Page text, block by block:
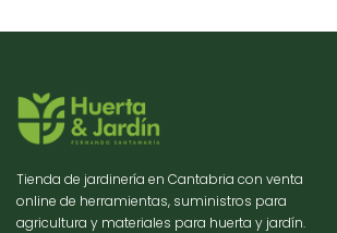
Tienda de jardinería en Cantabria con venta
online de herramientas, suministros para
agricultura y materiales para huerta y jardín.